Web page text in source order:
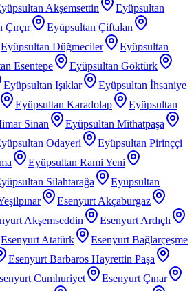
Akşemsettin
Eyüpsultan
Çırçır
Eyüpsultan Çiftalan
Eyüpsultan Düğmeciler
Eyüpsultan
Esentepe
Eyüpsultan Göktürk
Eyüpsultan Işıklar
Eyüpsultan İhsaniye
Eyüpsultan Karadolap
Eyüpsultan
Sinan
Eyüpsultan Mithatpaşa
Odayeri
Eyüpsultan Pirinççi
Eyüpsultan Rami Yeni
Silahtarağa
Eyüpsultan
Esenyurt Akçaburgaz
Akşemseddin
Esenyurt Ardıçlı
Esenyurt Atatürk
Esenyurt Bağlarçeşme
Esenyurt Barbaros Hayrettin Paşa
Cumhuriyet
Esenyurt Çınar